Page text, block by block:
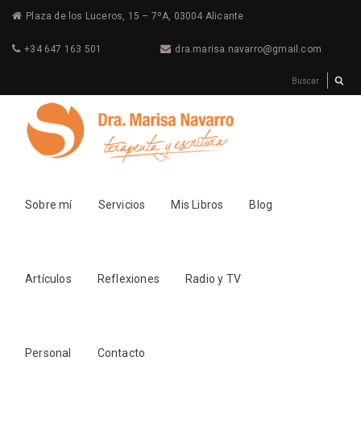
Plaza de los Luceros, 15 – 7ºA, 03004 Alicante
+34 647 163 501 dra.marisa.navarro@gmail.com
Sobre mí Servicios Mis Libros Blog
Artículos Reflexiones Radio y TV
Personal Contacto